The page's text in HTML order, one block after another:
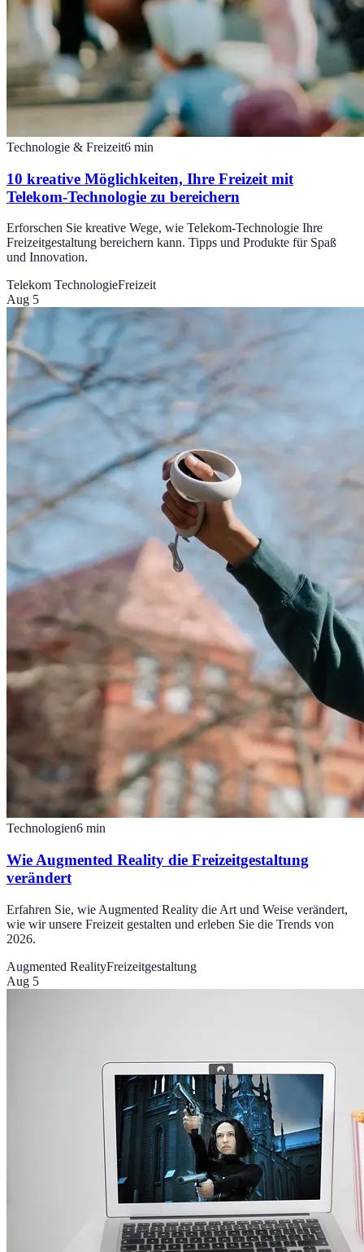
Technologie & Freizeit6 min
10 kreative Möglichkeiten, Ihre Freizeit mit
Telekom-Technologie zu bereichern
Erforschen Sie kreative Wege, wie Telekom-Technologie Ihre
Freizeitgestaltung bereichern kann. Tipps und Produkte für Spaß
und Innovation.
Telekom TechnologieFreizeit
Aug 5
Technologien6 min
Wie Augmented Reality die Freizeitgestaltung
verändert
Erfahren Sie, wie Augmented Reality die Art und Weise verändert,
wie wir unsere Freizeit gestalten und erleben Sie die Trends von
2026.
Augmented RealityFreizeitgestaltung
Aug 5